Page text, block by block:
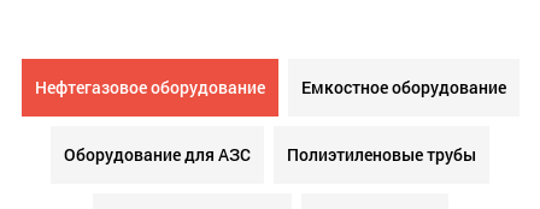
Нефтегазовое оборудование Емкостное оборудование
Оборудование для АЗС Полиэтиленовые трубы